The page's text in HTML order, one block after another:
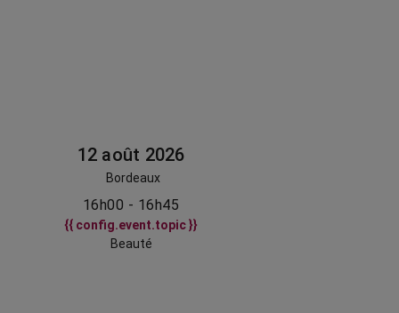
12 août 2026
Bordeaux
16h00 - 16h45
{{ config.event.topic }}
Beauté